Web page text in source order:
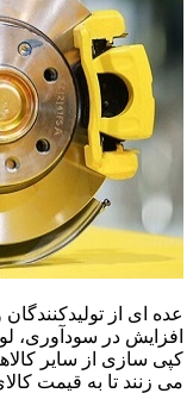
عده ای از
افزایش در سودآوری،
کپی سازی از سایر
می زنند تا به قیمت